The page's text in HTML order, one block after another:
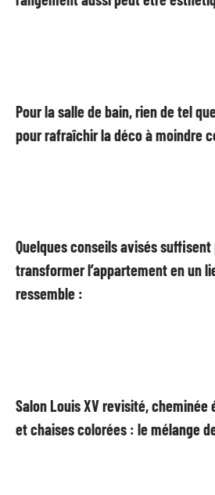
Pour la salle de bain, rien de tel
pour rafraîchir la déco à moindre
Quelques conseils avisés
transformer l’appartement en un
ressemble :
Salon Louis XV revisité,
et chaises colorées : le mélange